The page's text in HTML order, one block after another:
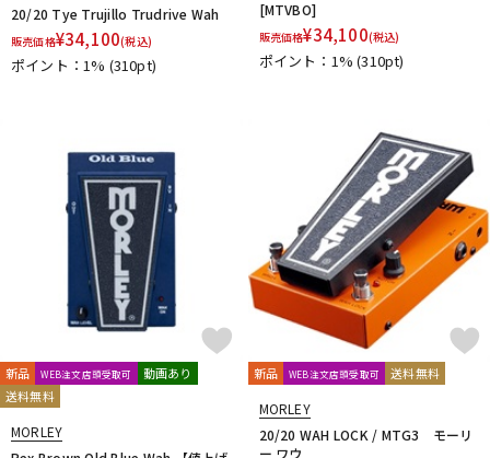
20/20 Tye Trujillo Trudrive Wah
販売価格¥34,100(税込)
ポイント：1% (310pt)
[MTVBO]
販売価格¥34,100(税込)
ポイント：1%(310pt)
新品 WEB注文店頭受取可
動画あり
送料無料
MORLEY
新品 WEB注文店頭受取可 送料無料
MORLEY
20/20 WAH LOCK / MTG3 モーリ
ー ワウ